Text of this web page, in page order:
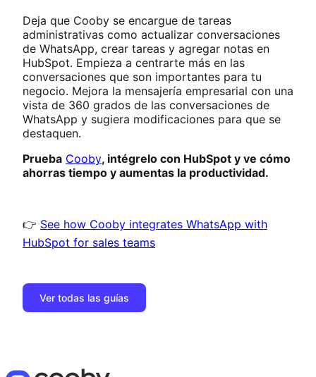
Deja que Cooby se encargue de tareas
administrativas como actualizar conversaciones
de WhatsApp, crear tareas y agregar notas en
HubSpot. Empieza a centrarte más en las
conversaciones que son importantes para tu
negocio. Mejora la mensajería empresarial con una
vista de 360 ​​grados de las conversaciones de
WhatsApp y sugiera modificaciones para que se
destaquen.
Prueba Cooby, intégrelo con HubSpot y ve cómo
ahorras tiempo y aumentas la productividad.
👉 See how Cooby integrates WhatsApp with
HubSpot for sales teams
Ver todas las guías